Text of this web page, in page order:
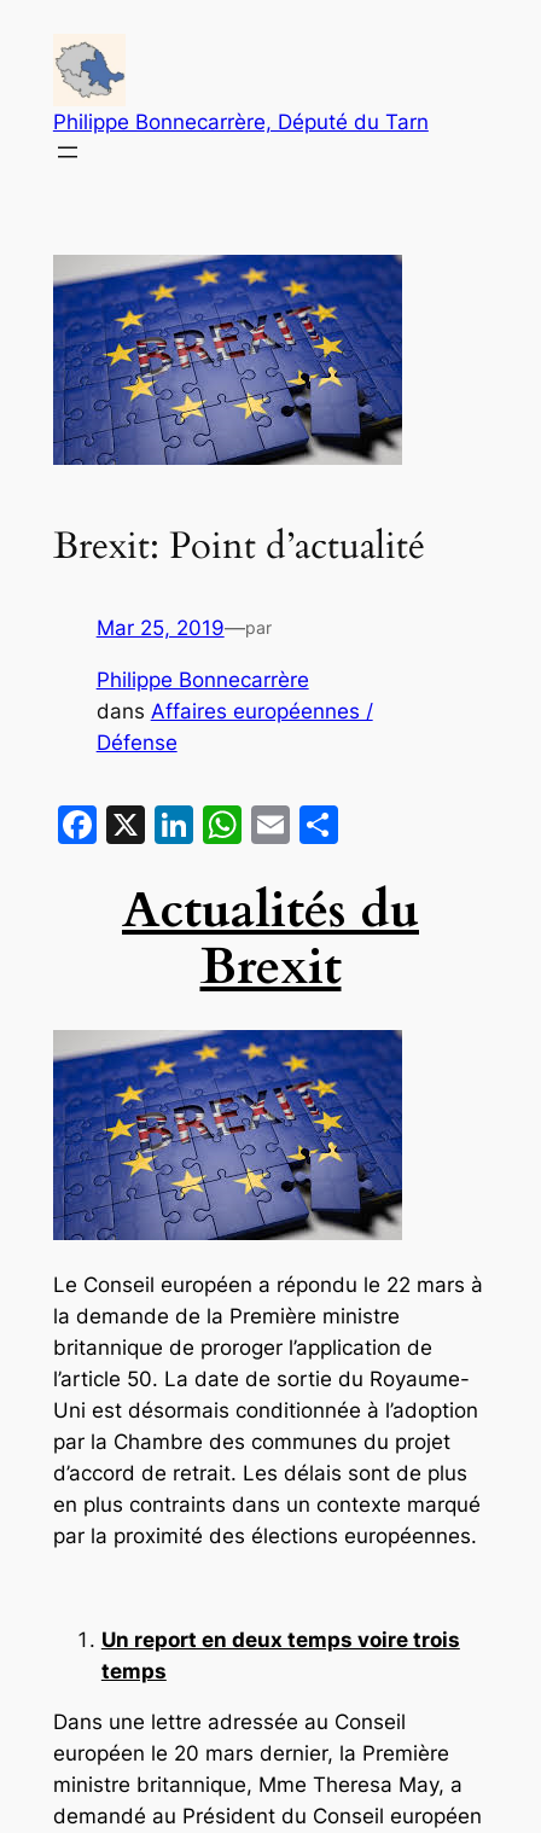
contenu
Philippe Bonnecarrère, Député du Tarn
Brexit: Point d’actualité
Mar 25, 2019—par
Philippe Bonnecarrère
dans Affaires européennes /
Défense
Facebook
X LinkedIn
WhatsApp
EmailPartager
Actualités du
Brexit
Le Conseil européen a répondu le 22 mars à
la demande de la Première ministre
britannique de proroger l’application de
l’article 50. La date de sortie du Royaume-
Uni est désormais conditionnée à l’adoption
par la Chambre des communes du projet
d’accord de retrait. Les délais sont de plus
en plus contraints dans un contexte marqué
par la proximité des élections européennes.
Un report en deux temps voire trois
temps
Dans une lettre adressée au Conseil
européen le 20 mars dernier, la Première
ministre britannique, Mme Theresa May, a
demandé au Président du Conseil européen